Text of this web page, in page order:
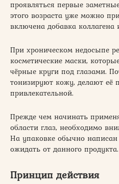
проявляться первые
этого возраста уже можно
включена добавка коллагена
При хроническом недосыпе
косметические маски,
чёрные круги под глазами.
тонизируют кожу, делают её
привлекательной.
Прежде чем начинать
области глаз, необходимо
На упаковке обычно
ожидать от данного продукта.
Принцип действия